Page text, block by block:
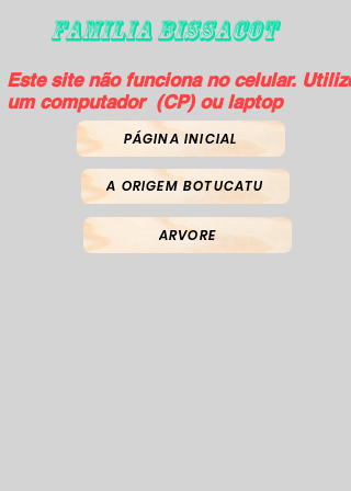
FAMILIA BISSACOT
Este site não funciona no celular. Utilize
um computador (CP) ou laptop
PÁGINA INICIAL
A ORIGEM BOTUCATU
ARVORE